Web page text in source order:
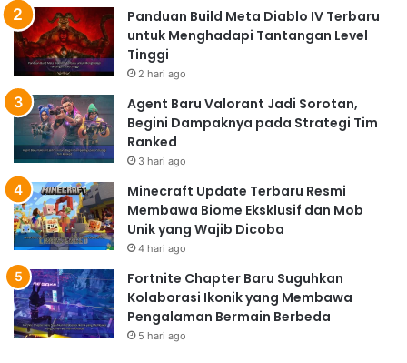
Panduan Build Meta Diablo IV Terbaru
untuk Menghadapi Tantangan Level
Tinggi
2 hari ago
Agent Baru Valorant Jadi Sorotan,
Begini Dampaknya pada Strategi Tim
Ranked
3 hari ago
Minecraft Update Terbaru Resmi
Membawa Biome Eksklusif dan Mob
Unik yang Wajib Dicoba
4 hari ago
Fortnite Chapter Baru Suguhkan
Kolaborasi Ikonik yang Membawa
Pengalaman Bermain Berbeda
5 hari ago